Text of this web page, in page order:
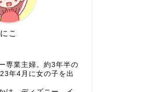
にこ
専業主婦。約3年半の
年4月に女の子を出